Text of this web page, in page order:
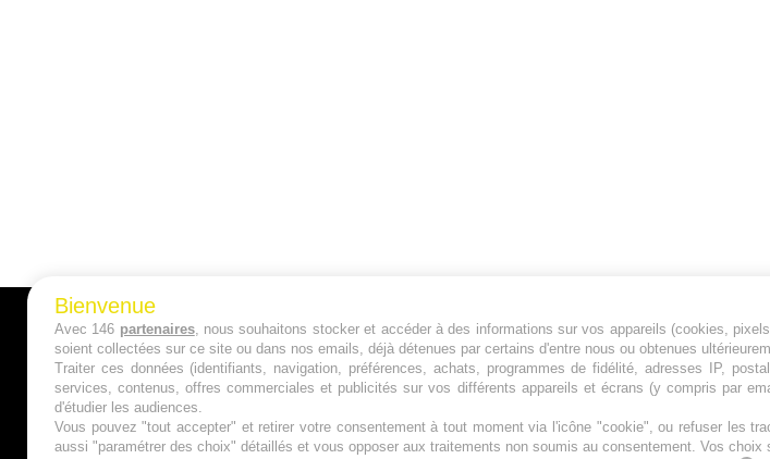
A PROPOS
Qui sommes nous ?
Mentions Légales
Jeunesfooteux est un
principalement de
des grosses
Plan du site |
Bienvenue
Avec 146 partenaires, nous souhaitons stocker et accéder à des informations sur vos appareils (cookies,
soient collectées sur ce site ou dans nos emails, déjà détenues par certains d'entre nous ou obtenues
Traiter ces données (identifiants, navigation, préférences, achats, programmes de fidélité, adresses IP,
services, contenus, offres commerciales et publicités sur vos différents appareils et écrans (y compris par
d'étudier les audiences.
Vous pouvez "tout accepter" et retirer votre consentement à tout moment via l'icône "cookie", ou refuser les
aussi "paramétrer des choix" détaillés et vous opposer aux traitements non soumis au consentement. Vos choix